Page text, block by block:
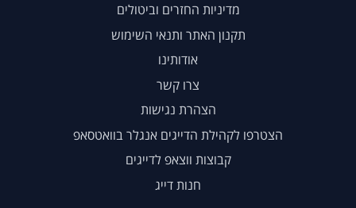
מדיניות החזרים וביטולים
תקנון האתר ותנאי השימוש
אודותינו
צרו קשר
הצהרת נגישות
הצטרפו לקהילת הדייגים אנגלר בוואטסאפ
קבוצות ווצאפ לדייגים
חנות דייג